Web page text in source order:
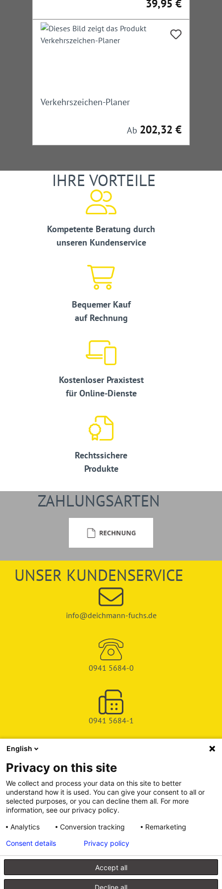
Regulärer Preis:
39,95 €
Verkehrszeichen-Planer
Regulärer Preis:
Ab 202,32 €
IHRE VORTEILE
Kompetente Beratung durch
unseren Kundenservice
Bequemer Kauf
auf Rechnung
Kostenloser Praxistest
für Online-Dienste
Rechtssichere
Produkte
ZAHLUNGSARTEN
UNSER KUNDENSERVICE
info@deichmann-fuchs.de
0941 5684-0
0941 5684-1
SHOP
SERVICE & SUPPORT
DEICHMAN-FUCHS VERLAG
Alle Preise inkl. gesetzl. Mehrwertsteuer zzgl. Versandkosten, wenn
nicht anders angegeben.
© 2026 Walhalla u. Praetoria Verlag GmbH & Co. KG
English
Privacy on this site
We collect and process your data on this site to better
understand how it is used. You can give your consent to all or
selected purposes, or you can decline them all. For more
information, see our privacy policy.
Analytics
Conversion tracking Remarketing
Accept all
Decline all
Consent details Privacy policy